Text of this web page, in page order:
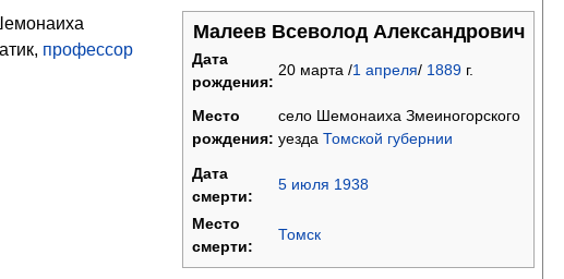
Малеев Всеволод Александрович
Дата
рождения:
20 марта /1 апреля/ 1889 г.
Место
рождения:
село Шемонаиха Змеиногорского
уездаТомской губернии
Дата
смерти:
5 июля 1938
Место
смерти:
Томск
профессор